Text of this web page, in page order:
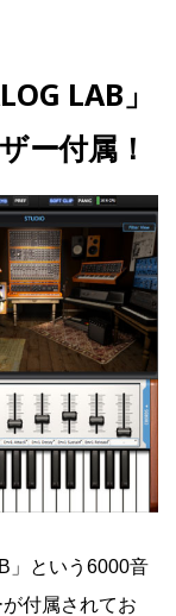
LAB」
ー付属！
」という6000音
付属されてお